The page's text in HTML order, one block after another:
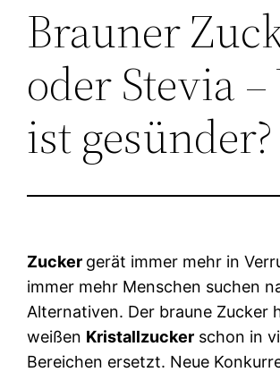
Brauner
oder Stevia –
ist gesünder?
Zucker gerät immer mehr in
immer mehr Menschen suchen
Alternativen. Der braune Zucker
weißen Kristallzucker schon in
Bereichen ersetzt. Neue